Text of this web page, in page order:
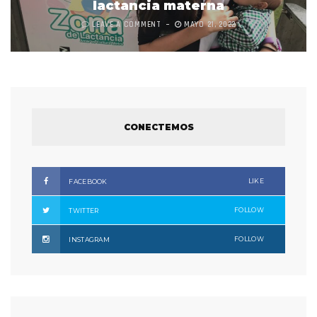
lactancia materna
LEAVE A COMMENT MAYO 21, 2022
CONECTEMOS
FACEBOOK LIKE
TWITTER FOLLOW
INSTAGRAM FOLLOW